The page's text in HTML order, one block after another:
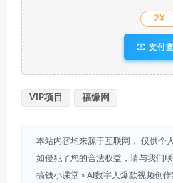
2¥
支付
VIP项目 福缘网
本站内容均来源于互联网， 仅供个
如侵犯了您的合法权益，请与我们
搞钱小课堂 » AI数字人爆款视频创